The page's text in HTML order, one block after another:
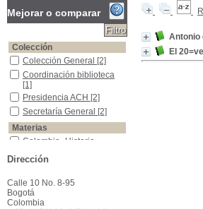
Antonio
El
Mejorar o comparar
Colección
Colección General
Colección General [2]
Coordinación biblioteca
Coordinación biblioteca
[1]
Presidencia ACH
Presidencia ACH [2]
Secretaría General
Secretaría General [2]
Materias
Colombia -Historia -Guerra de Independencia--
Colombia -Historia -
-1810-1819
gobierno --1810
Dirección
Calle 10 No. 8-95
Bogotá
Colombia